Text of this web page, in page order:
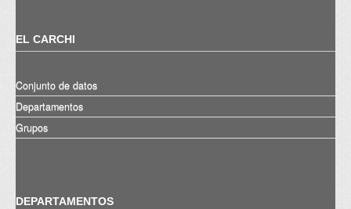
EL CARCHI
Conjunto de datos
Departamentos
Grupos
DEPARTAMENTOS